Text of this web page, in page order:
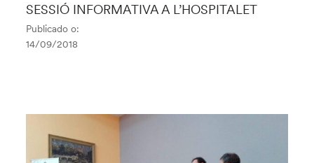
SESSIÓ INFORMATIVA A L’HOSPITALET
Publicado o:
14/09/2018